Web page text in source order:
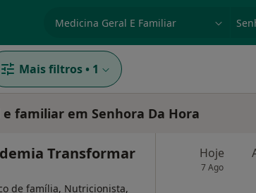
Mais filtros • 1
familiar em Senhora Da Hora
Transformar
de família, Nutricionista,
Hoje
7 Ago